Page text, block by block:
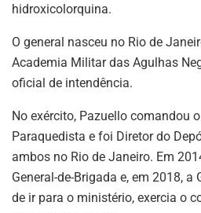
hidroxicolorquina.
O general nasceu no Rio de
Academia Militar das Agulhas
oficial de intendência.
No exército, Pazuello comandou
Paraquedista e foi Diretor do
ambos no Rio de Janeiro. Em
General-de-Brigada e, em 2018, a
de ir para o ministério, exercia o